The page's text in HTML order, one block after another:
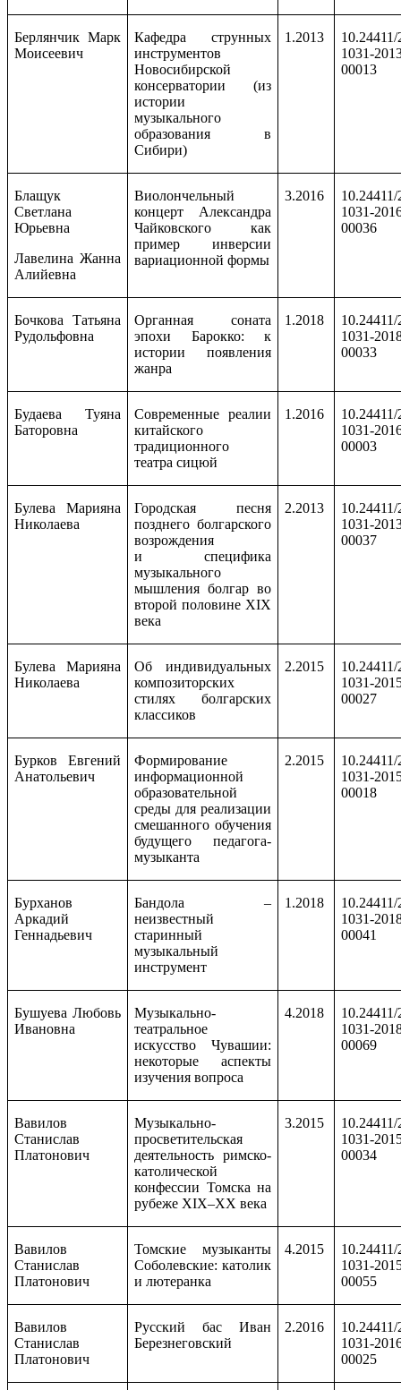
Берлянчик Марк
Моисеевич
Кафедра струнных
инструментов
Новосибирской
консерватории (из
истории
музыкального
образования в
Сибири)
1.2013
1031-
00013
Блащук
Светлана
Юрьевна
Лавелина Жанна
Алийевна
Виолончельный
концерт Александра
Чайковского как
пример инверсии
вариационной формы
3.2016
1031-
00036
Бочкова Татьяна
Рудольфовна
Органная соната
эпохи Барокко: к
истории появления
жанра
1.2018
1031-
00033
Будаева Туяна
Баторовна
Современные реалии
китайского
традиционного
театра сицюй
1.2016
1031-
00003
Булева Марияна
Николаева
Городская песня
позднего болгарского
возрождения
и специфика
музыкального
мышления болгар во
второй половине XIX
века
2.2013
1031-
00037
Булева Марияна
Николаева
Об индивидуальных
композиторских
стилях болгарских
классиков
2.2015
1031-
00027
Бурков Евгений
Анатольевич
Формирование
информационной
образовательной
среды для реализации
смешанного обучения
будущего педагога-
музыканта
2.2015
1031-
00018
Бурханов
Аркадий
Геннадьевич
Бандола –
неизвестный
старинный
музыкальный
инструмент
1.2018
1031-
00041
Бушуева Любовь
Ивановна
Музыкально-
театральное
искусство Чувашии:
некоторые аспекты
изучения вопроса
4.2018
1031-
00069
Вавилов
Станислав
Платонович
Музыкально-
просветительская
деятельность римско-
католической
конфессии Томска на
рубеже XIX–XX века
3.2015
1031-
00034
Вавилов
Станислав
Платонович
Томские музыканты
Соболевские: католик
и лютеранка
4.2015
1031-
00055
Вавилов
Станислав
Платонович
Русский бас Иван
Березнеговский
2.2016
1031-
00025